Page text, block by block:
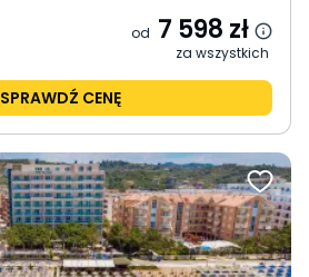
od 7 598 zł
za wszystkich
SPRAWDŹ CENĘ